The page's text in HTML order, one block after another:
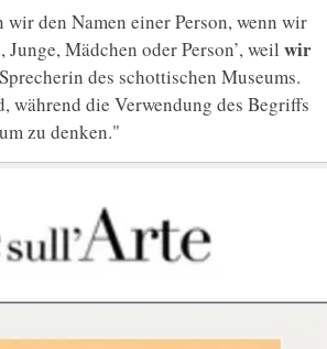
den Namen einer Person, wenn wir
Mädchen oder Person’, weil wir
des schottischen Museums.
während die Verwendung des Begriffs
zu denken."